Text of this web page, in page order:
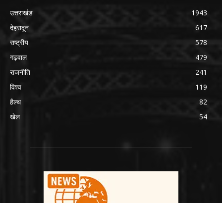
उत्तराखंड
1943
देहरादून
617
राष्ट्रीय
578
गढ़वाल
479
राजनीति
241
विश्व
119
हैल्थ
82
खेल
54